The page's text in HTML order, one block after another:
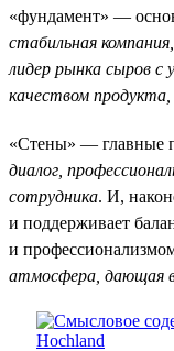
«фундамент» —
стабильная
лидер рынка сыров с
качеством
«Стены» — главные
диалог,
сотрудника. И,
и поддерживает
и
атмосфера, дающая